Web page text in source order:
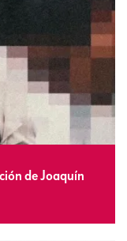
de Joaquín